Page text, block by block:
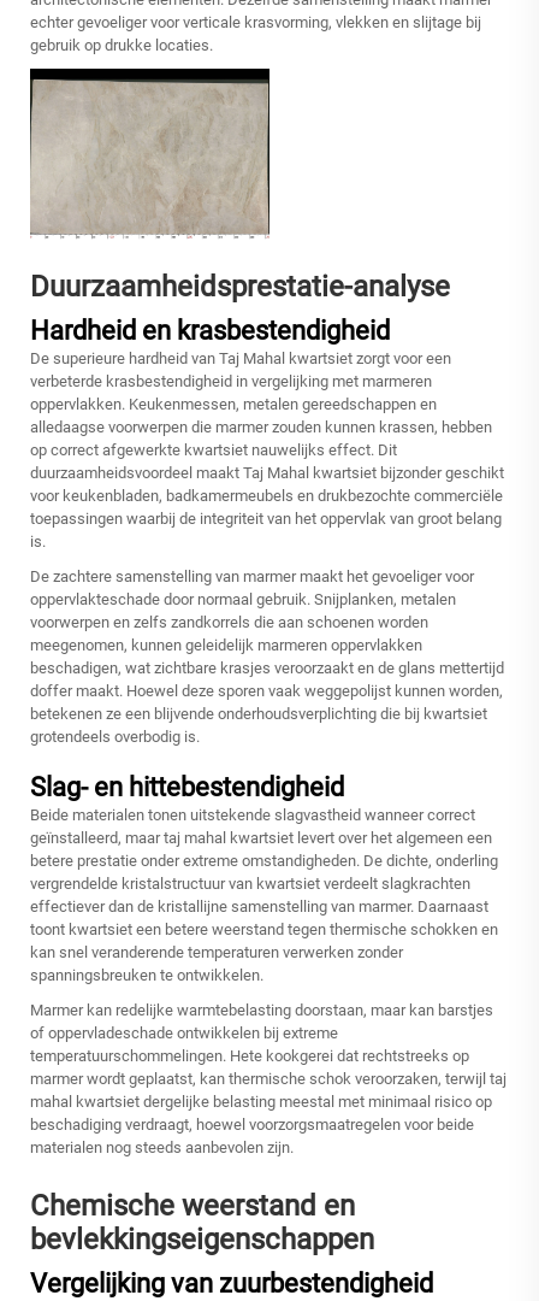
echter gevoeliger voor verticale krasvorming, vlekken en slijtage bij
gebruik op drukke locaties.
Duurzaamheidsprestatie-analyse
Hardheid en krasbestendigheid
De superieure hardheid van Taj Mahal kwartsiet zorgt voor een
verbeterde krasbestendigheid in vergelijking met marmeren
oppervlakken. Keukenmessen, metalen gereedschappen en
alledaagse voorwerpen die marmer zouden kunnen krassen, hebben
op correct afgewerkte kwartsiet nauwelijks effect. Dit
duurzaamheidsvoordeel maakt Taj Mahal kwartsiet bijzonder geschikt
voor keukenbladen, badkamermeubels en drukbezochte commerciële
toepassingen waarbij de integriteit van het oppervlak van groot belang
is.
De zachtere samenstelling van marmer maakt het gevoeliger voor
oppervlakteschade door normaal gebruik. Snijplanken, metalen
voorwerpen en zelfs zandkorrels die aan schoenen worden
meegenomen, kunnen geleidelijk marmeren oppervlakken
beschadigen, wat zichtbare krasjes veroorzaakt en de glans mettertijd
doffer maakt. Hoewel deze sporen vaak weggepolijst kunnen worden,
betekenen ze een blijvende onderhoudsverplichting die bij kwartsiet
grotendeels overbodig is.
Slag- en hittebestendigheid
Beide materialen tonen uitstekende slagvastheid wanneer correct
geïnstalleerd, maar taj mahal kwartsiet levert over het algemeen een
betere prestatie onder extreme omstandigheden. De dichte, onderling
vergrendelde kristalstructuur van kwartsiet verdeelt slagkrachten
effectiever dan de kristallijne samenstelling van marmer. Daarnaast
toont kwartsiet een betere weerstand tegen thermische schokken en
kan snel veranderende temperaturen verwerken zonder
spanningsbreuken te ontwikkelen.
Marmer kan redelijke warmtebelasting doorstaan, maar kan barstjes
of oppervladeschade ontwikkelen bij extreme
temperatuurschommelingen. Hete kookgerei dat rechtstreeks op
marmer wordt geplaatst, kan thermische schok veroorzaken, terwijl taj
mahal kwartsiet dergelijke belasting meestal met minimaal risico op
beschadiging verdraagt, hoewel voorzorgsmaatregelen voor beide
materialen nog steeds aanbevolen zijn.
Chemische weerstand en
bevlekkingseigenschappen
Vergelijking van zuurbestendigheid